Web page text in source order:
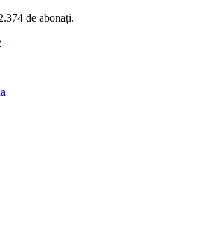
de abonați.